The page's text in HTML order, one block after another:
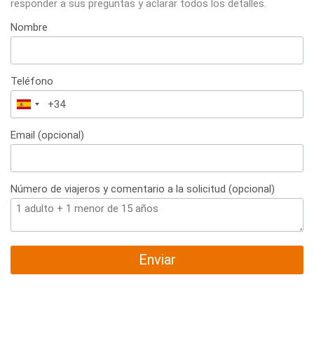
responder a sus preguntas y aclarar todos los detalles.
Nombre
Teléfono
España
+34
Email (opcional)
Número de viajeros y comentario a la solicitud (opcional)
Enviar